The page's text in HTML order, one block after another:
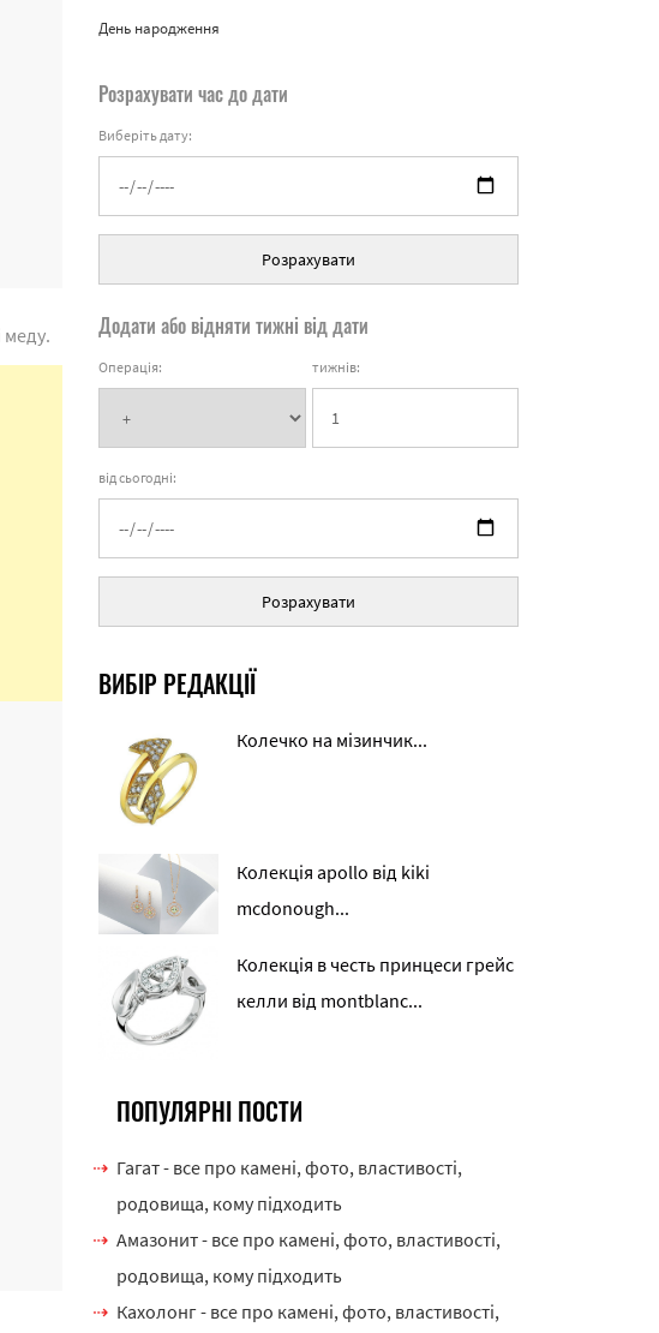
меду.
День народження
Розрахувати час до дати
Виберіть дату:
Розрахувати
Додати або відняти тижні від дати
Операція: тижнів:
від сьогодні:
Розрахувати
ВИБІР РЕДАКЦІЇ
Колечко на мізинчик...
Колекція apollo від kiki
mcdonough...
Колекція в честь принцеси грейс
келли від montblanc...
ПОПУЛЯРНІ ПОСТИ
Гагат - все про камені, фото, властивості,
родовища, кому підходить
Амазонит - все про камені, фото, властивості,
родовища, кому підходить
Кахолонг - все про камені, фото, властивості,